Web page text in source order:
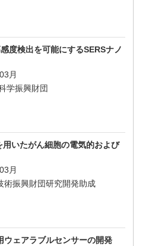
度検出を可能にするSERSナノ
月
学振興財団
いたがん細胞の電気的および
月
術振興財団研究開発助成
ウェアラブルセンサーの開発